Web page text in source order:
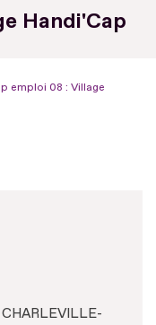
Handi'Cap
emploi 08 : Village